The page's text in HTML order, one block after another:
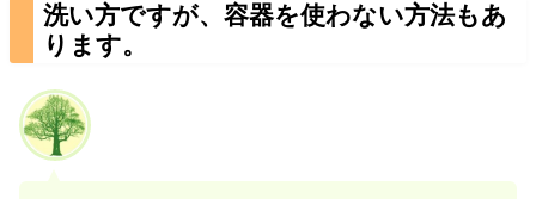
洗い方ですが、容器を使わない方法もあ
ります。